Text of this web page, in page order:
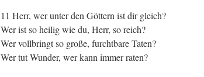
11 Herr, wer unter den Göttern ist dir gleich?
Wer ist so heilig wie du, Herr, so reich?
Wer vollbringt so große, furchtbare Taten?
Wer tut Wunder, wer kann immer raten?